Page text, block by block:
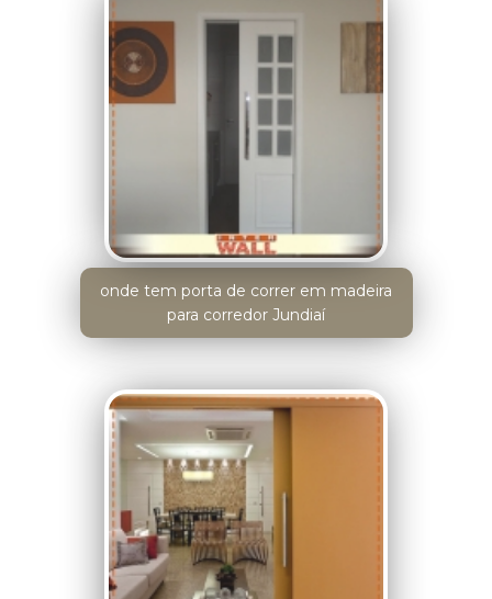
onde tem porta de correr em madeira
para corredor Jundiaí